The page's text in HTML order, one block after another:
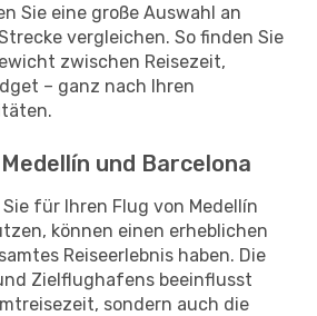
Sie eine große Auswahl an
vergleichen. So finden Sie
zwischen Reisezeit,
– ganz nach Ihren
und Barcelona
für Ihren Flug von Medellín
können einen erheblichen
Reiseerlebnis haben. Die
Zielflughafens beeinflusst
sondern auch die